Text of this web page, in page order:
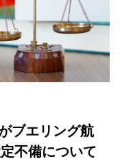
ブエリング航
不備について